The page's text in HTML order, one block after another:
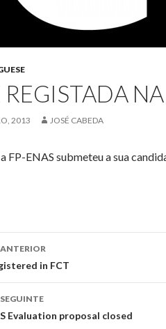
2013 JOSÉ CABEDA
FP-ENAS submeteu a sua
in FCT
Evaluation proposal closed